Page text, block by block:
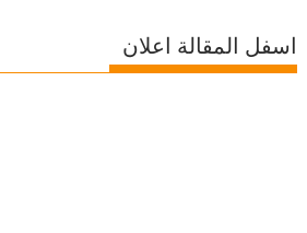
اسفل المقالة اعلان